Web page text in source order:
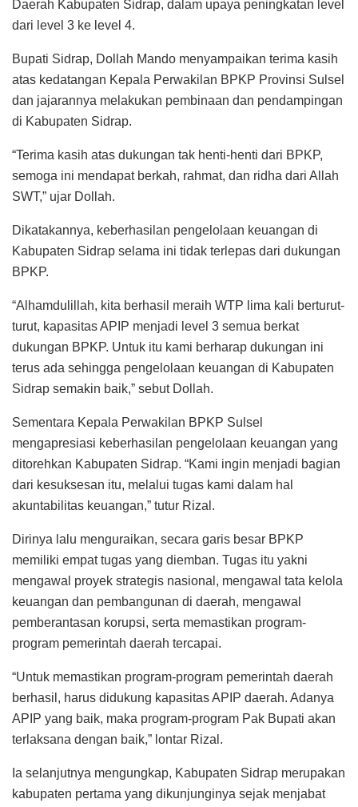
Daerah Kabupaten Sidrap, dalam upaya peningkatan level
dari level 3 ke level 4.
Bupati Sidrap, Dollah Mando menyampaikan terima kasih
atas kedatangan Kepala Perwakilan BPKP Provinsi Sulsel
dan jajarannya melakukan pembinaan dan pendampingan
di Kabupaten Sidrap.
“Terima kasih atas dukungan tak henti-henti dari BPKP,
semoga ini mendapat berkah, rahmat, dan ridha dari Allah
SWT,” ujar Dollah.
Dikatakannya, keberhasilan pengelolaan keuangan di
Kabupaten Sidrap selama ini tidak terlepas dari dukungan
BPKP.
“Alhamdulillah, kita berhasil meraih WTP lima kali berturut-
turut, kapasitas APIP menjadi level 3 semua berkat
dukungan BPKP. Untuk itu kami berharap dukungan ini
terus ada sehingga pengelolaan keuangan di Kabupaten
Sidrap semakin baik,” sebut Dollah.
Sementara Kepala Perwakilan BPKP Sulsel
mengapresiasi keberhasilan pengelolaan keuangan yang
ditorehkan Kabupaten Sidrap. “Kami ingin menjadi bagian
dari kesuksesan itu, melalui tugas kami dalam hal
akuntabilitas keuangan,” tutur Rizal.
Dirinya lalu menguraikan, secara garis besar BPKP
memiliki empat tugas yang diemban. Tugas itu yakni
mengawal proyek strategis nasional, mengawal tata kelola
keuangan dan pembangunan di daerah, mengawal
pemberantasan korupsi, serta memastikan program-
program pemerintah daerah tercapai.
“Untuk memastikan program-program pemerintah daerah
berhasil, harus didukung kapasitas APIP daerah. Adanya
APIP yang baik, maka program-program Pak Bupati akan
terlaksana dengan baik,” lontar Rizal.
Ia selanjutnya mengungkap, Kabupaten Sidrap merupakan
kabupaten pertama yang dikunjunginya sejak menjabat